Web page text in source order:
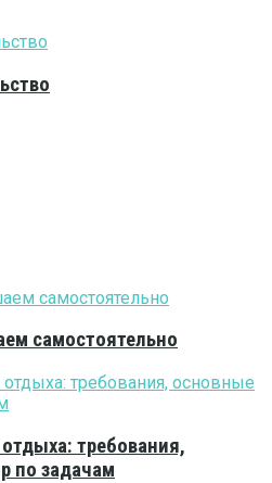
самостоятельно
требования,
по задачам